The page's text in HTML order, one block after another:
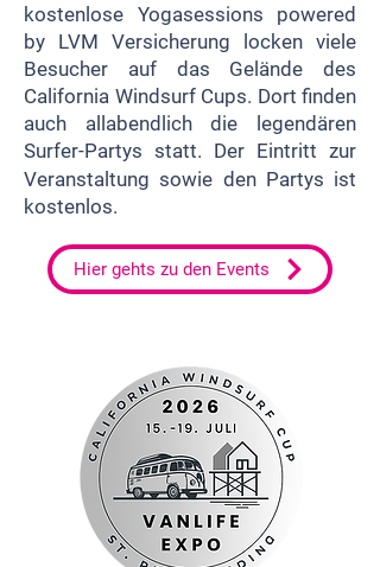
kostenlose Yogasessions powered
by LVM Versicherung locken viele
Besucher auf das Gelände des
California Windsurf Cups. Dort finden
auch allabendlich die legendären
Surfer-Partys statt. Der Eintritt zur
Veranstaltung sowie den Partys ist
kostenlos.
Hier gehts zu den Events